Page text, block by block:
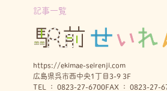
記事一覧
https://ekimae-seirenji.com
広島県呉市西中央1丁目3-9 3F
TEL ： 0823-27-6700FAX ： 0823-27-